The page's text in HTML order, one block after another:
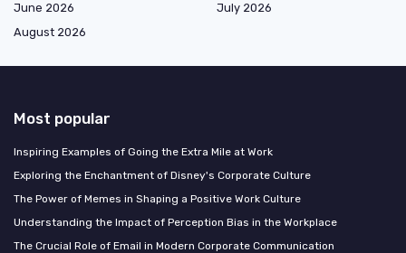
June 2026
July 2026
August 2026
Most popular
Inspiring Examples of Going the Extra Mile at Work
Exploring the Enchantment of Disney's Corporate Culture
The Power of Memes in Shaping a Positive Work Culture
Understanding the Impact of Perception Bias in the Workplace
The Crucial Role of Email in Modern Corporate Communication